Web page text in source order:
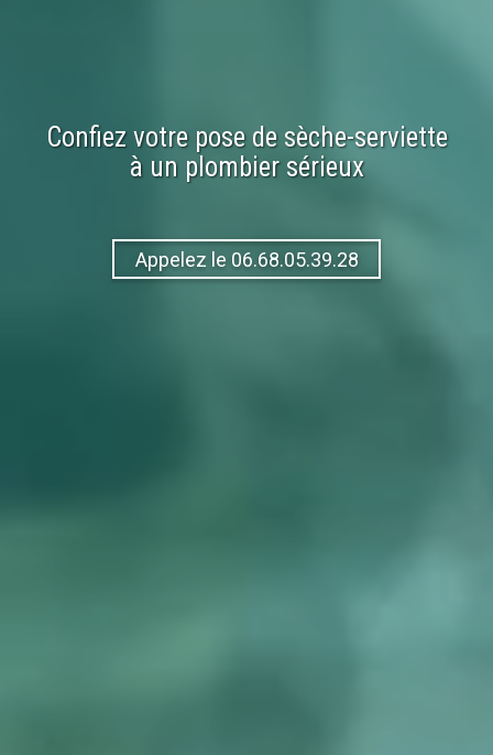
Confiez votre posede sèche-serviette
à un plombier sérieux
Appelez le 06.68.05.39.28